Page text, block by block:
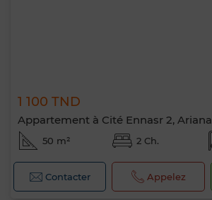
1 100 TND
Appartement à Cité Ennasr 2, Ariana
50 m² 2 Ch.
Contacter Appelez